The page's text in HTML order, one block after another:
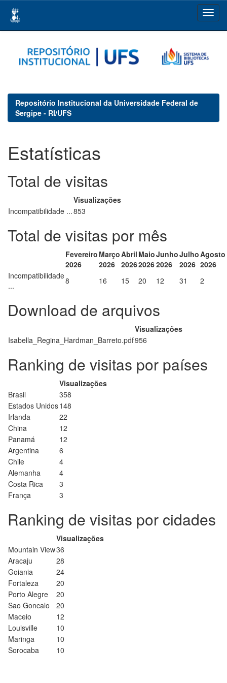
navigation
Repositório Institucional da Universidade Federal de
Sergipe - RI/UFS
Estatísticas
Total de visitas
Visualizações
Incompatibilidade ...853
Total de visitas por mês
Fevereiro
2026
Março
2026
Abril
2026
Maio
2026
Junho
2026
Julho
2026
Agosto
2026
Incompatibilidade
...
8 16 15 20 12 31 2
Download de arquivos
Visualizações
Isabella_Regina_Hardman_Barreto.pdf956
Ranking de visitas por países
Visualizações
Brasil
358
Estados Unidos148
Irlanda
22
China
12
Panamá
12
Argentina
6
Chile
4
Alemanha
4
Costa Rica
3
França
3
Ranking de visitas por cidades
Visualizações
Mountain View36
Aracaju
28
Goiania
24
Fortaleza
20
Porto Alegre
20
Sao Goncalo
20
Maceio
12
Louisville
10
Maringa
10
Sorocaba
10